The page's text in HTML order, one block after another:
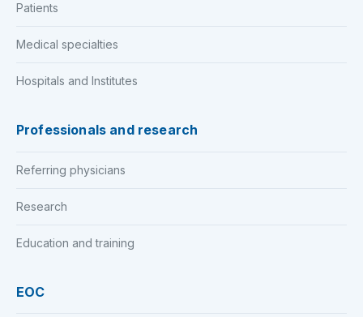
Patients
Medical specialties
Hospitals and Institutes
Professionals and research
Referring physicians
Research
Education and training
EOC